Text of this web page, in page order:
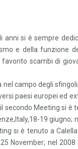
anni si è sempre
e della funzione
scambi di
campo degli
paesi europei ed
secondo Meeting si è
19 giugno;
si è tenuto a
November; nel